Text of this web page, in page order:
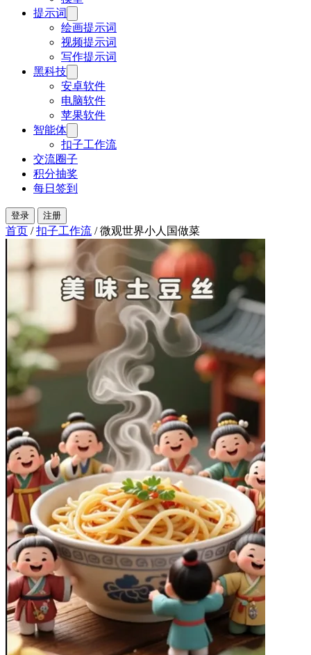
提示词
绘画提示词
视频提示词
写作提示词
黑科技
安卓软件
电脑软件
苹果软件
智能体
扣子工作流
交流圈子
积分抽奖
每日签到
登录 注册
首页 / 扣子工作流 / 微观世界小人国做菜